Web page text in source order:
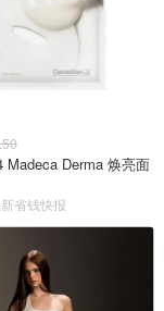
Madeca Derma 焕亮面
省钱快报